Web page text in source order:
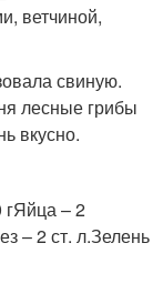
ветчиной,
свиную.
лесные грибы
вкусно.
гЯйца – 2
– 2 ст. л.Зелень